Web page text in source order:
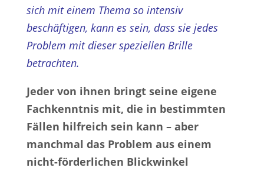
sich mit einem Thema so intensiv
beschäftigen, kann es sein, dass sie jedes
Problem mit dieser speziellen Brille
betrachten.
Jeder von ihnen bringt seine eigene
Fachkenntnis mit, die in bestimmten
Fällen hilfreich sein kann – aber
manchmal das Problem aus einem
nicht-förderlichen Blickwinkel